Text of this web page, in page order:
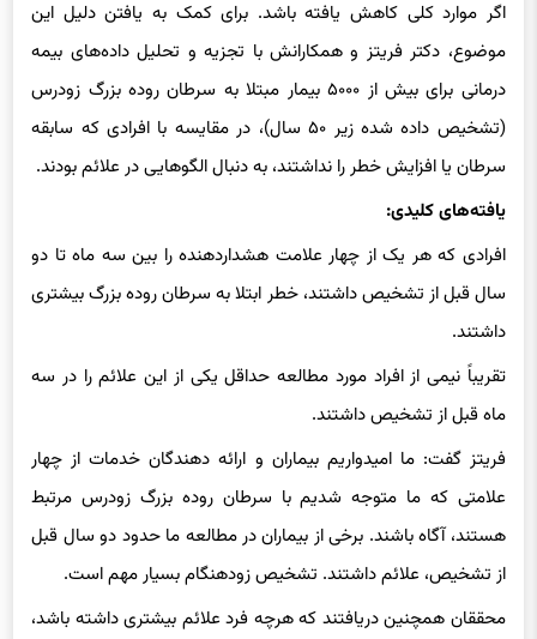
در جوانان تشخیص داده می‌شود، همچنان رو به افزایش است، حتی
اگر موارد کلی کاهش یافته باشد. برای کمک به یافتن دلیل این
موضوع، دکتر فریتز و همکارانش با تجزیه و تحلیل داده‌های بیمه
درمانی برای بیش از ۵۰۰۰ بیمار مبتلا به سرطان روده بزرگ زودرس
(تشخیص داده شده زیر ۵۰ سال)، در مقایسه با افرادی که سابقه
سرطان یا افزایش خطر را نداشتند، به دنبال الگوهایی در علائم بودند.
یافته‌های کلیدی:
افرادی که هر یک از چهار علامت هشداردهنده را بین سه ماه تا دو
سال قبل از تشخیص داشتند، خطر ابتلا به سرطان روده بزرگ بیشتری
داشتند.
تقریباً نیمی از افراد مورد مطالعه حداقل یکی از این علائم را در سه
ماه قبل از تشخیص داشتند.
فریتز گفت: ما امیدواریم بیماران و ارائه دهندگان خدمات از چهار
علامتی که ما متوجه شدیم با سرطان روده بزرگ زودرس مرتبط
هستند، آگاه باشند. برخی از بیماران در مطالعه ما حدود دو سال قبل
از تشخیص، علائم داشتند. تشخیص زودهنگام بسیار مهم است.